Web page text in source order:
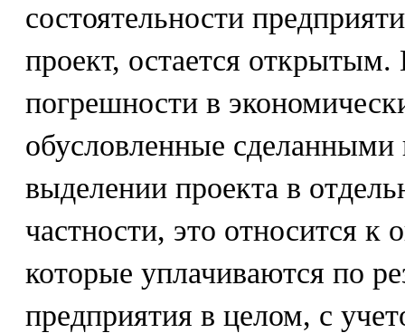
состоятельности
проект, остается
погрешности в
обусловленные
выделении проекта в
частности, это относится к
которые уплачиваются по
предприятия в целом, с